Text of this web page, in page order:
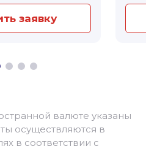
заявку
валюте указаны
осуществляются в
в соответствии с